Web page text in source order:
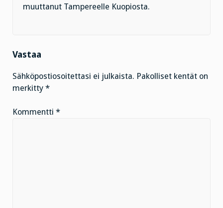
muuttanut Tampereelle Kuopiosta.
Vastaa
Sähköpostiosoitettasi ei julkaista. Pakolliset kentät on
merkitty *
Kommentti *